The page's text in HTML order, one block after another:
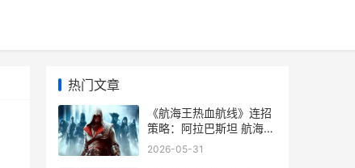
热门文章
《航海王热血航线》连招
策略：阿拉巴斯坦 航海王
热血航线官网
2026-05-31